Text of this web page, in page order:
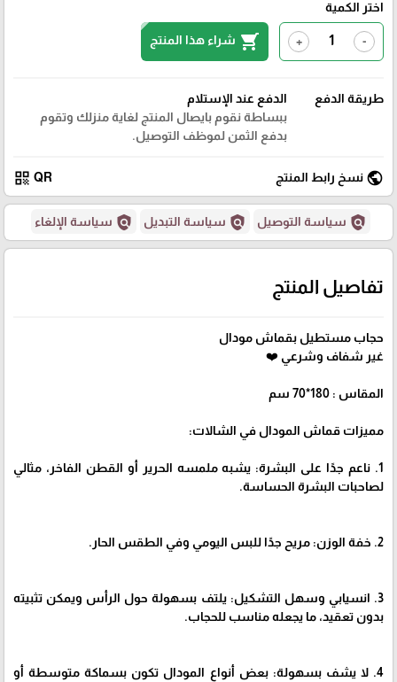
اختر الكمية
-
+
shopping_cart شراء هذا المنتج
طريقة الدفع
الدفع عند الإستلام
ببساطة نقوم بايصال المنتج لغاية منزلك وتقوم
بدفع الثمن لموظف التوصيل.
public نسخ رابط المنتج QR
qr_code
policy سياسة التوصيل policy سياسة التبديل policy سياسة الإلغاء
تفاصيل المنتج
حجاب مستطيل بقماش مودال
غير شفاف وشرعي ❤️
المقاس : 180*70 سم
مميزات قماش المودال في الشالات:
1. ناعم جدًا على البشرة: يشبه ملمسه الحرير أو القطن الفاخر، مثالي
لصاحبات البشرة الحساسة.
2. خفة الوزن: مريح جدًا للبس اليومي وفي الطقس الحار.
3. انسيابي وسهل التشكيل: يلتف بسهولة حول الرأس ويمكن تثبيته
بدون تعقيد، ما يجعله مناسب للحجاب.
4. لا يشف بسهولة: بعض أنواع المودال تكون بسماكة متوسطة أو